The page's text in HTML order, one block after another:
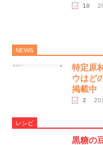
10
NEWS
特定原
ウはど
掲載中
2
レシピ
黒糖の